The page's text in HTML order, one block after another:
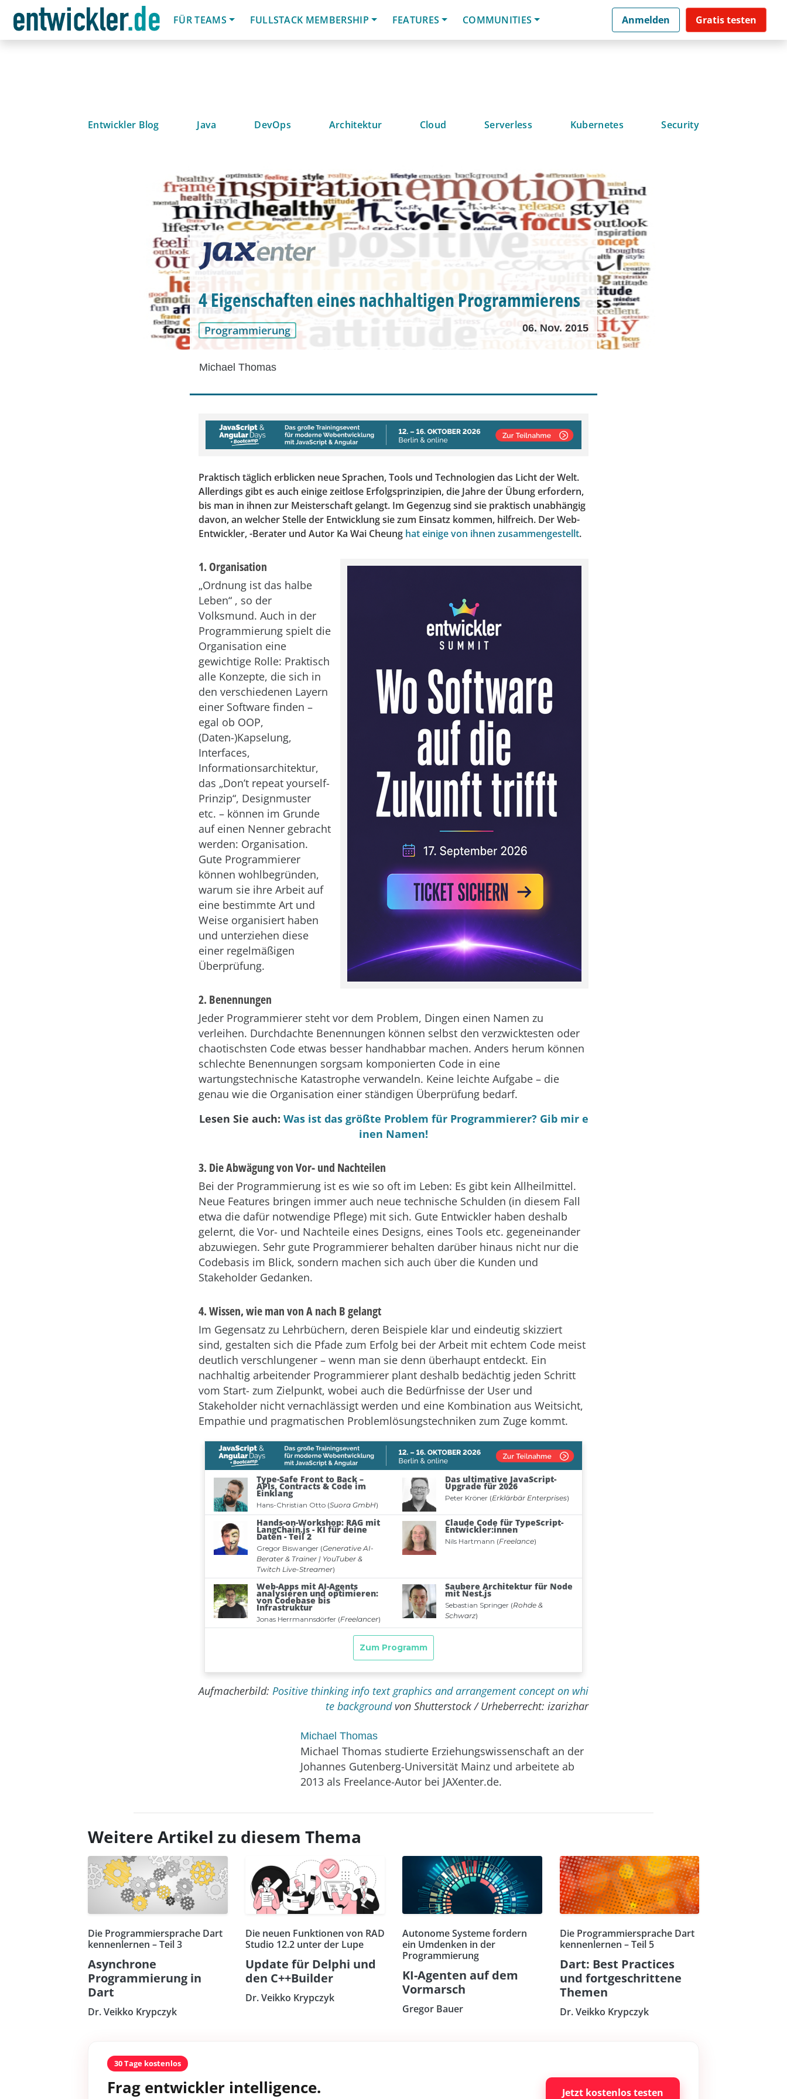
FÜR TEAMS
FULLSTACK MEMBERSHIP FEATURES COMMUNITIES Anmelden Gratis testen
Entwickler Blog Java DevOps Architektur Cloud Serverless Kubernetes Security
4 Eigenschaften eines nachhaltigen Programmierens
Programmierung 06. Nov. 2015
Michael Thomas
Praktisch täglich erblicken neue Sprachen, Tools und Technologien das Licht der Welt.
Allerdings gibt es auch einige zeitlose Erfolgsprinzipien, die Jahre der Übung erfordern,
bis man in ihnen zur Meisterschaft gelangt. Im Gegenzug sind sie praktisch unabhängig
davon, an welcher Stelle der Entwicklung sie zum Einsatz kommen, hilfreich. Der Web-
Entwickler, -Berater und Autor Ka Wai Cheung hat einige von ihnen zusammengestellt.
1. Organisation
„Ordnung ist das halbe
Leben“ , so der
Volksmund. Auch in der
Programmierung spielt die
Organisation eine
gewichtige Rolle: Praktisch
alle Konzepte, die sich in
den verschiedenen Layern
einer Software finden –
egal ob OOP,
(Daten-)Kapselung,
Interfaces,
Informationsarchitektur,
das „Don’t repeat yourself-
Prinzip“, Designmuster
etc. – können im Grunde
auf einen Nenner gebracht
werden: Organisation.
Gute Programmierer
können wohlbegründen,
warum sie ihre Arbeit auf
eine bestimmte Art und
Weise organisiert haben
und unterziehen diese
einer regelmäßigen
Überprüfung.
2. Benennungen
Jeder Programmierer steht vor dem Problem, Dingen einen Namen zu
verleihen. Durchdachte Benennungen können selbst den verzwicktesten oder
chaotischsten Code etwas besser handhabbar machen. Anders herum können
schlechte Benennungen sorgsam komponierten Code in eine
wartungstechnische Katastrophe verwandeln. Keine leichte Aufgabe – die
genau wie die Organisation einer ständigen Überprüfung bedarf.
Lesen Sie auch: Was ist das größte Problem für Programmierer? Gib mir e
inen Namen!
3. Die Abwägung von Vor- und Nachteilen
Bei der Programmierung ist es wie so oft im Leben: Es gibt kein Allheilmittel.
Neue Features bringen immer auch neue technische Schulden (in diesem Fall
etwa die dafür notwendige Pflege) mit sich. Gute Entwickler haben deshalb
gelernt, die Vor- und Nachteile eines Designs, eines Tools etc. gegeneinander
abzuwiegen. Sehr gute Programmierer behalten darüber hinaus nicht nur die
Codebasis im Blick, sondern machen sich auch über die Kunden und
Stakeholder Gedanken.
4. Wissen, wie man von A nach B gelangt
Im Gegensatz zu Lehrbüchern, deren Beispiele klar und eindeutig skizziert
sind, gestalten sich die Pfade zum Erfolg bei der Arbeit mit echtem Code meist
deutlich verschlungener – wenn man sie denn überhaupt entdeckt. Ein
nachhaltig arbeitender Programmierer plant deshalb bedächtig jeden Schritt
vom Start- zum Zielpunkt, wobei auch die Bedürfnisse der User und
Stakeholder nicht vernachlässigt werden und eine Kombination aus Weitsicht,
Empathie und pragmatischen Problemlösungstechniken zum Zuge kommt.
Aufmacherbild: Positive thinking info text graphics and arrangement concept on whi
te backgroundvon Shutterstock / Urheberrecht: izarizhar
Michael Thomas
Michael Thomas studierte Erziehungswissenschaft an der
Johannes Gutenberg-Universität Mainz und arbeitete ab
2013 als Freelance-Autor bei JAXenter.de.
Weitere Artikel zu diesem Thema
Die Programmiersprache Dart
kennenlernen – Teil 3
Asynchrone
Programmierung in
Dart
Dr. Veikko Krypczyk
Die neuen Funktionen von RAD
Studio 12.2 unter der Lupe
Update für Delphi und
den C++Builder
Dr. Veikko Krypczyk
Autonome Systeme fordern
ein Umdenken in der
Programmierung
KI-Agenten auf dem
Vormarsch
Gregor Bauer
Die Programmiersprache Dart
kennenlernen – Teil 5
Dart: Best Practices
und fortgeschrittene
Themen
Dr. Veikko Krypczyk
30 Tage kostenlos
Frag entwickler intelligence. Jetzt kostenlos testen